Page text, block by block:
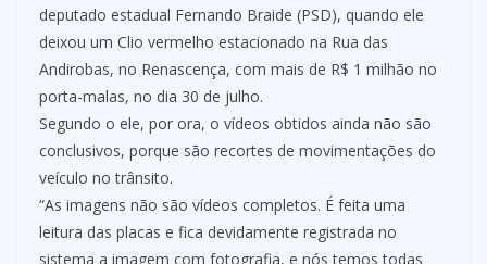
deputado estadual Fernando Braide (PSD), quando ele
deixou um Clio vermelho estacionado na Rua das
Andirobas, no Renascença, com mais de R$ 1 milhão no
porta-malas, no dia 30 de julho.
Segundo o ele, por ora, o vídeos obtidos ainda não são
conclusivos, porque são recortes de movimentações do
veículo no trânsito.
“As imagens não são vídeos completos. É feita uma
leitura das placas e fica devidamente registrada no
sistema a imagem com fotografia, e nós temos todas